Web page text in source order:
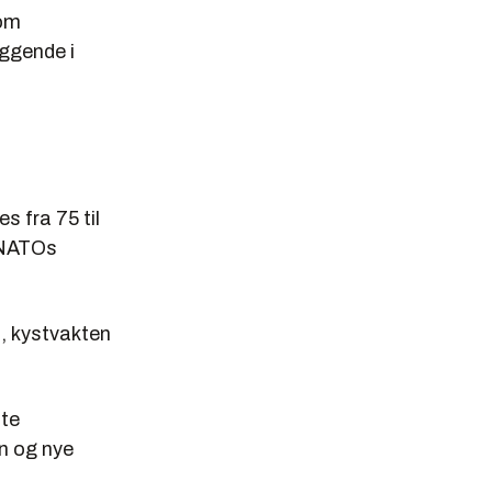
i
fra 75 til
kystvakten
og nye